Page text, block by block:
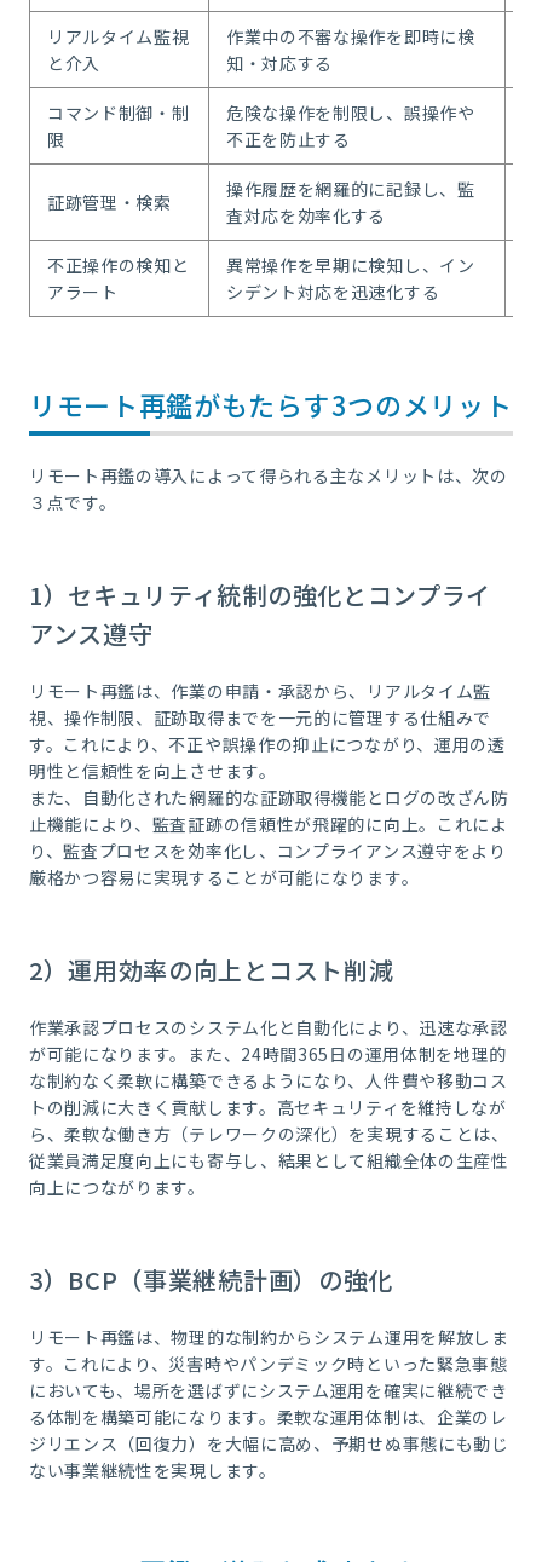
リアルタイム監視
と介入
作業中の不審な操作を即時に検
知・対応する
コマンド制御・制
限
危険な操作を制限し、誤操作や
不正を防止する
証跡管理・検索
操作履歴を網羅的に記録し、監
査対応を効率化する
不正操作の検知と
アラート
異常操作を早期に検知し、イン
シデント対応を迅速化する
リモート再鑑がもたらす3つのメリット
リモート再鑑の導入によって得られる主なメリットは、次の
３点です。
1）セキュリティ統制の強化とコンプライ
アンス遵守
リモート再鑑は、作業の申請・承認から、リアルタイム監
視、操作制限、証跡取得までを一元的に管理する仕組みで
す。これにより、不正や誤操作の抑止につながり、運用の透
明性と信頼性を向上させます。
また、自動化された網羅的な証跡取得機能とログの改ざん防
止機能により、監査証跡の信頼性が飛躍的に向上。これによ
り、監査プロセスを効率化し、コンプライアンス遵守をより
厳格かつ容易に実現することが可能になります。
2）運用効率の向上とコスト削減
作業承認プロセスのシステム化と自動化により、迅速な承認
が可能になります。また、24時間365日の運用体制を地理的
な制約なく柔軟に構築できるようになり、人件費や移動コス
トの削減に大きく貢献します。高セキュリティを維持しなが
ら、柔軟な働き方（テレワークの深化）を実現することは、
従業員満足度向上にも寄与し、結果として組織全体の生産性
向上につながります。
3）BCP（事業継続計画）の強化
リモート再鑑は、物理的な制約からシステム運用を解放しま
す。これにより、災害時やパンデミック時といった緊急事態
においても、場所を選ばずにシステム運用を確実に継続でき
る体制を構築可能になります。柔軟な運用体制は、企業のレ
ジリエンス（回復力）を大幅に高め、予期せぬ事態にも動じ
ない事業継続性を実現します。